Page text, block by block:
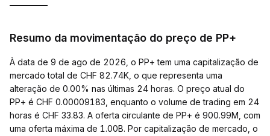
Resumo da movimentação do preço de PP+
À data de 9 de ago de 2026, o PP+ tem uma capitalização de
mercado total de CHF 82.74K, o que representa uma
alteração de 0.00% nas últimas 24 horas. O preço atual do
PP+ é CHF 0.00009183, enquanto o volume de trading em 24
horas é CHF 33.83. A oferta circulante de PP+ é 900.99M, com
uma oferta máxima de 1.00B. Por capitalização de mercado, o